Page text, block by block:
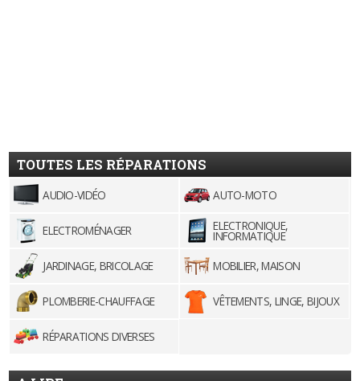
TOUTES LES RÉPARATIONS
AUDIO-VIDÉO AUTO-MOTO
ELECTROMÉNAGER ELECTRONIQUE,
INFORMATIQUE
JARDINAGE, BRICOLAGE
MOBILIER, MAISON
PLOMBERIE-CHAUFFAGE VÊTEMENTS, LINGE, BIJOUX
RÉPARATIONS DIVERSES